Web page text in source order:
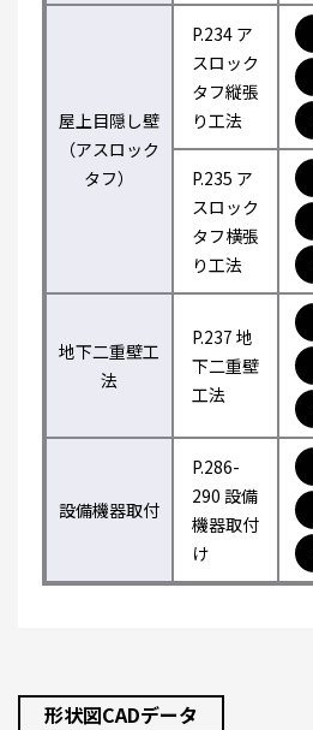
屋上目隠し壁
（アスロック
タフ）
P.234 ア
スロック
タフ縦張
り工法
P.235 ア
スロック
タフ横張
り工法
地下二重壁工
法
P.237 地
下二重壁
工法
設備機器取付
P.286-
290 設備
機器取付
け
形状図CADデータ